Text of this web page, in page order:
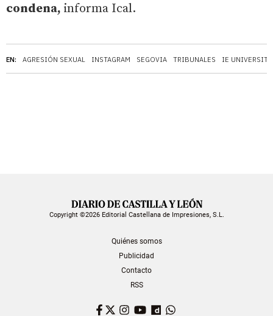
EN: AGRESIÓN SEXUAL INSTAGRAM SEGOVIA TRIBUNALES IE UNIVERSITY
condena, informa Ical.
Copyright ©2026 Editorial Castellana de Impresiones, S.L.
Quiénes somos
Publicidad
Contacto
RSS
Facebook
TwitterInstagram
YouTubeDailymotion